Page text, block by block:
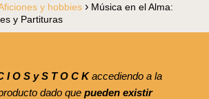
y hobbies
Música en el Alma:
y Partituras
I O S y S T O C Kaccediendo a la
dado que pueden existir